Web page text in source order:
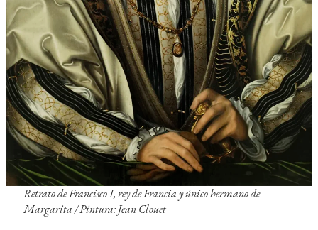
Retrato de Francisco I, rey de Francia y único hermano de
Margarita / Pintura: Jean Clouet